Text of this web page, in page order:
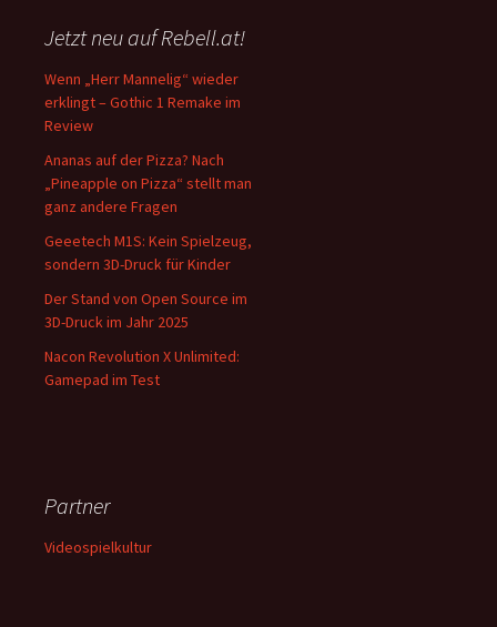
Jetzt neu auf Rebell.at!
Wenn „Herr Mannelig“ wieder
erklingt – Gothic 1 Remake im
Review
Ananas auf der Pizza? Nach
„Pineapple on Pizza“ stellt man
ganz andere Fragen
Geeetech M1S: Kein Spielzeug,
sondern 3D-Druck für Kinder
Der Stand von Open Source im
3D-Druck im Jahr 2025
Nacon Revolution X Unlimited:
Gamepad im Test
Partner
Videospielkultur